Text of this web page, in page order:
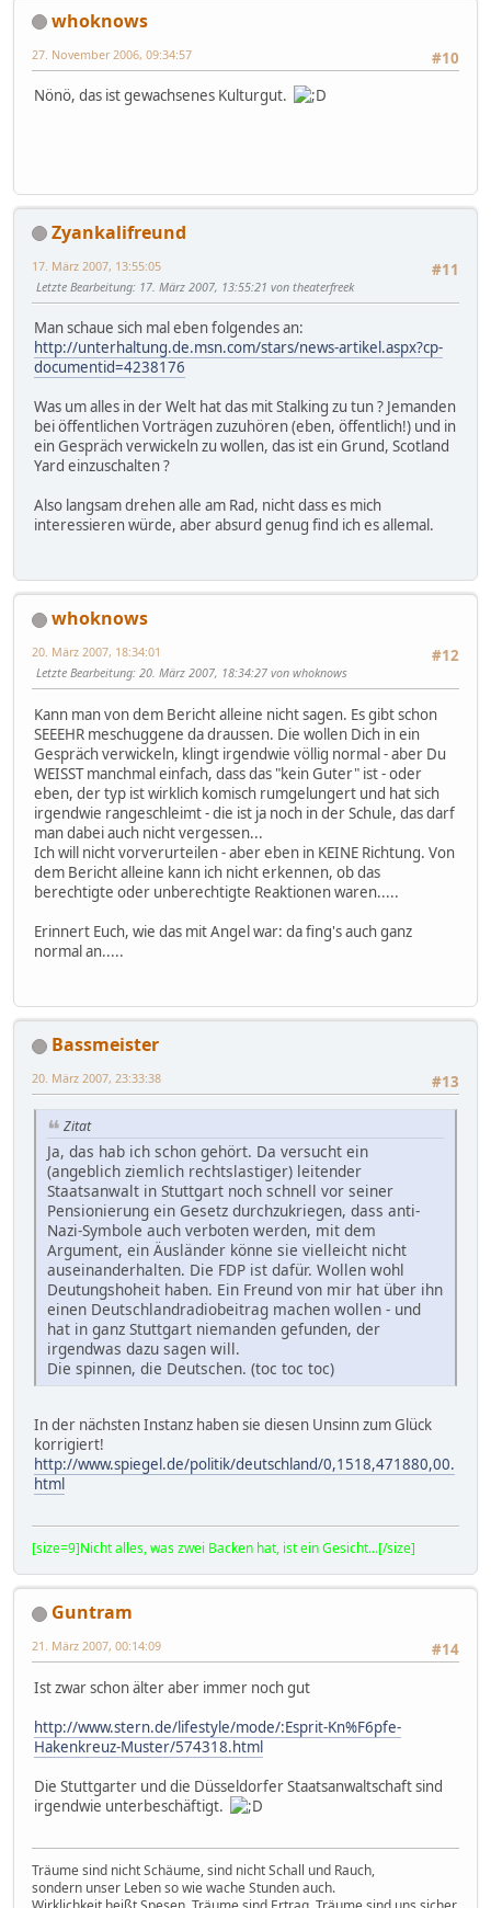
whoknows
#10
27. November 2006, 09:34:57
Nönö, das ist gewachsenes Kulturgut.
Zyankalifreund
#11
17. März 2007, 13:55:05
Letzte Bearbeitung: 17. März 2007, 13:55:21 von theaterfreek
Man schaue sich mal eben folgendes an:
http://unterhaltung.de.msn.com/stars/news-artikel.aspx?cp-
documentid=4238176
Was um alles in der Welt hat das mit Stalking zu tun ? Jemanden
bei öffentlichen Vorträgen zuzuhören (eben, öffentlich!) und in
ein Gespräch verwickeln zu wollen, das ist ein Grund, Scotland
Yard einzuschalten ?
Also langsam drehen alle am Rad, nicht dass es mich
interessieren würde, aber absurd genug find ich es allemal.
whoknows
#12
20. März 2007, 18:34:01
Letzte Bearbeitung: 20. März 2007, 18:34:27 von whoknows
Kann man von dem Bericht alleine nicht sagen. Es gibt schon
SEEEHR meschuggene da draussen. Die wollen Dich in ein
Gespräch verwickeln, klingt irgendwie völlig normal - aber Du
WEISST manchmal einfach, dass das "kein Guter" ist - oder
eben, der typ ist wirklich komisch rumgelungert und hat sich
irgendwie rangeschleimt - die ist ja noch in der Schule, das darf
man dabei auch nicht vergessen...
Ich will nicht vorverurteilen - aber eben in KEINE Richtung. Von
dem Bericht alleine kann ich nicht erkennen, ob das
berechtigte oder unberechtigte Reaktionen waren.....
Erinnert Euch, wie das mit Angel war: da fing's auch ganz
normal an.....
Bassmeister
#13
20. März 2007, 23:33:38
Zitat
Ja, das hab ich schon gehört. Da versucht ein
(angeblich ziemlich rechtslastiger) leitender
Staatsanwalt in Stuttgart noch schnell vor seiner
Pensionierung ein Gesetz durchzukriegen, dass anti-
Nazi-Symbole auch verboten werden, mit dem
Argument, ein Äusländer könne sie vielleicht nicht
auseinanderhalten. Die FDP ist dafür. Wollen wohl
Deutungshoheit haben. Ein Freund von mir hat über ihn
einen Deutschlandradiobeitrag machen wollen - und
hat in ganz Stuttgart niemanden gefunden, der
irgendwas dazu sagen will.
Die spinnen, die Deutschen. (toc toc toc)
In der nächsten Instanz haben sie diesen Unsinn zum Glück
korrigiert!
http://www.spiegel.de/politik/deutschland/0,1518,471880,00.
html
[size=9]Nicht alles, was zwei Backen hat, ist ein Gesicht...[/size]
Guntram
#14
21. März 2007, 00:14:09
Ist zwar schon älter aber immer noch gut
http://www.stern.de/lifestyle/mode/:Esprit-Kn%F6pfe-
Hakenkreuz-Muster/574318.html
Die Stuttgarter und die Düsseldorfer Staatsanwaltschaft sind
irgendwie unterbeschäftigt.
Träume sind nicht Schäume, sind nicht Schall und Rauch,
sondern unser Leben so wie wache Stunden auch.